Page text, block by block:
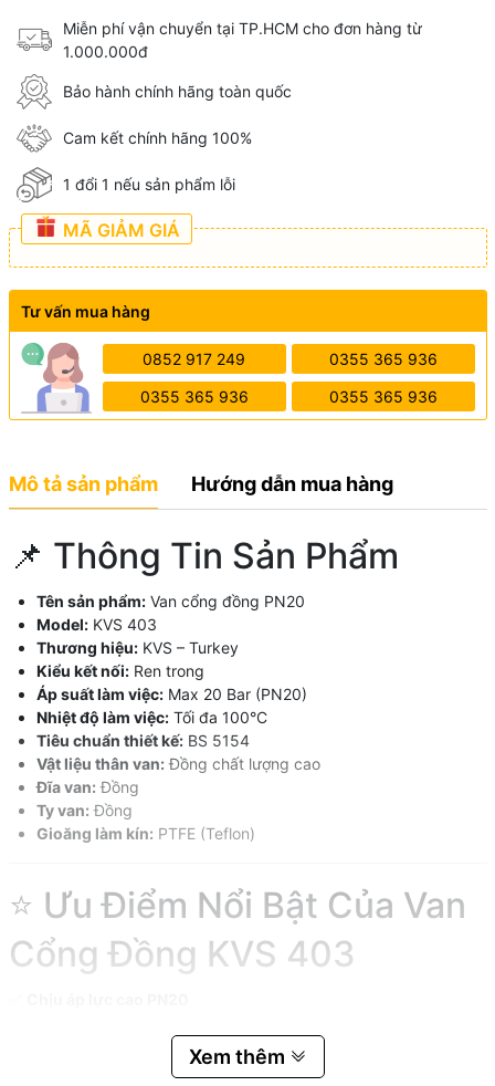
Miễn phí vận chuyển tại TP.HCM cho đơn hàng từ
1.000.000đ
Bảo hành chính hãng toàn quốc
Cam kết chính hãng 100%
1 đổi 1 nếu sản phẩm lỗi
MÃ GIẢM GIÁ
Tư vấn mua hàng
0852 917 249 0355 365 936
0355 365 936 0355 365 936
Mô tả sản phẩm Hướng dẫn mua hàng
📌 Thông Tin Sản Phẩm
Tên sản phẩm:Van cổng đồng PN20
Model:KVS 403
Thương hiệu:KVS – Turkey
Kiểu kết nối:Ren trong
Áp suất làm việc:Max 20 Bar (PN20)
Nhiệt độ làm việc:Tối đa 100°C
Tiêu chuẩn thiết kế:BS 5154
Vật liệu thân van: Đồng chất lượng cao
Đĩa van: Đồng
Ty van: Đồng
Gioăng làm kín: PTFE (Teflon)
⭐ Ưu Điểm Nổi Bật Của Van
Cổng Đồng KVS 403
Hoạt động ổn định trong hệ thống có áp suất lên đến 20 Bar.
Phù hợp cho hệ thống cấp nước dân dụng, công nghiệp và
Xem thêm